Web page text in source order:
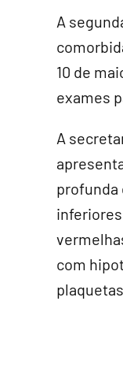
A
10 de
exames
A
profunda
com